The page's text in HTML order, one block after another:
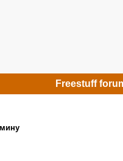
Freestuff